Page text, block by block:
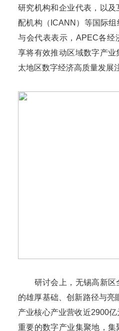
研究机构和企业代表，以
配机构（ICANN）等国际组
与会代表表示，APEC各经
享将有效推动区域数字产
太地区数字经济高质量发展
研讨会上，无锡高新区
的雄厚基础、创新路径与亮
产业核心产业营收近2900
重要的数字产业集聚地，